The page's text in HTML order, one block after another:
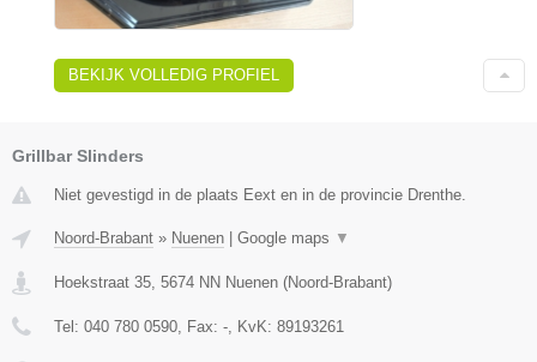
BEKIJK VOLLEDIG PROFIEL
Grillbar Slinders
Niet gevestigd in de plaats Eext en in de provincie Drenthe.
Noord-Brabant » Nuenen Google maps ▼
Hoekstraat 35, 5674 NN Nuenen (Noord-Brabant)
Tel: 040 780 0590, Fax: -, KvK: 89193261